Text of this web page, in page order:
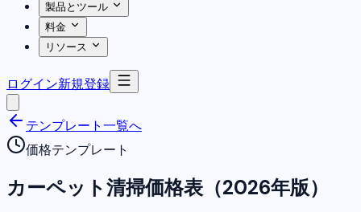
製品とツール
料金
リソース
ログイン新規登録
テンプレート一覧へ
価格テンプレート
カーペット清掃価格表（2026年版）